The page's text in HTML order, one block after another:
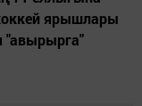
ярышлары
"авырырга"